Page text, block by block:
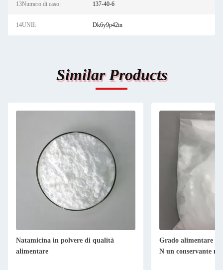
13Numero di caso: 137-40-6
14UNII: Dk6y9p42in
Similar Products
Natamicina in polvere di qualità
alimentare
Grado alimentare
N un conservante